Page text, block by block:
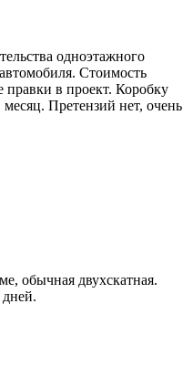
одноэтажного
Стоимость
правки в проект. Коробку
месяц. Претензий нет, очень
обычная двухскатная.